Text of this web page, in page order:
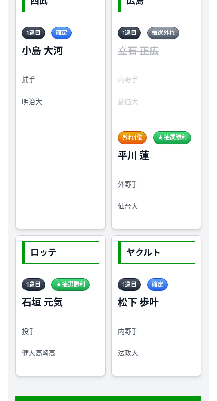
1巡目 確定
小島 大河
捕手
明治大
1巡目 抽選外れ
立石 正広
内野手
創価大
外れ1位 ★抽選勝利
平川 蓮
外野手
仙台大
ロッテ
1巡目 ★抽選勝利
石垣 元気
投手
健大高崎高
ヤクルト
1巡目 確定
松下 歩叶
内野手
法政大